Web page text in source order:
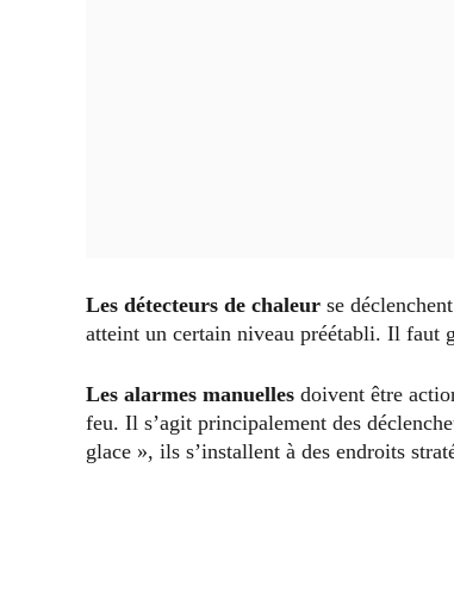
Les détecteurs de chaleur se
atteint un certain niveau préétabli. Il faut
Les alarmes manuelles doivent être
feu. Il s’agit principalement des
glace », ils s’installent à des endroits